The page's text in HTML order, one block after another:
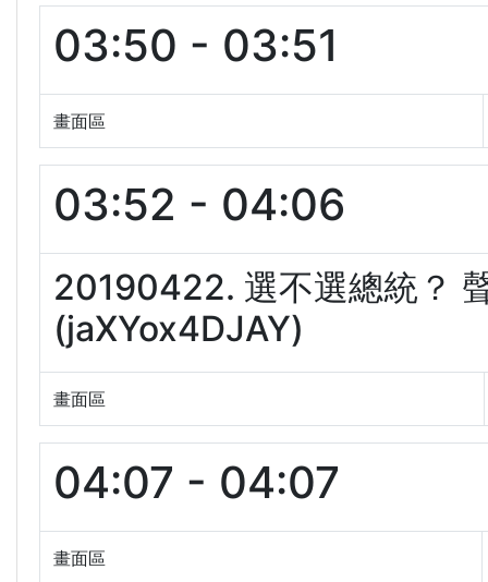
03:50 - 03:51
畫面區
03:52 - 04:06
20190422. 選不選總統？
(jaXYox4DJAY)
畫面區
04:07 - 04:07
畫面區